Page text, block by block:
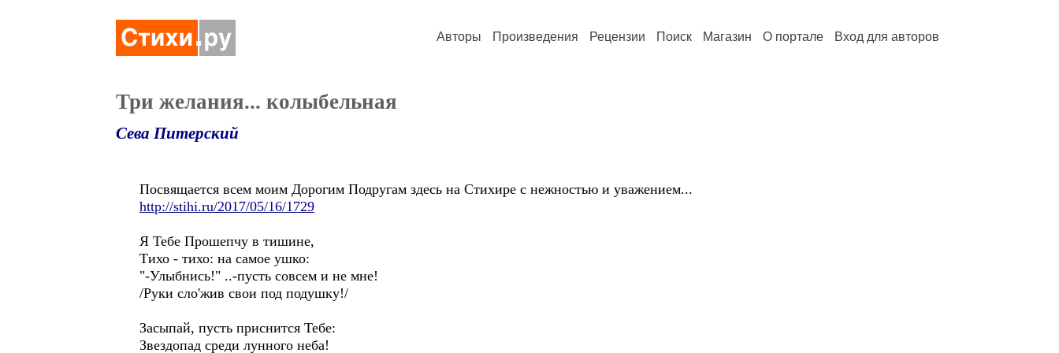
Авторы Произведения Рецензии Поиск Магазин О портале Вход для авторов
Три желания... колыбельная
Сева Питерский
Посвящается всем моим Дорогим Подругам здесь на Стихире с нежностью и уважением...
http://stihi.ru/2017/05/16/1729
Я Тебе Прошепчу в тишине,
Тихо - тихо: на самое ушко:
"-Улыбнись!" ..-пусть совсем и не мне!
/Руки сло'жив свои под подушку!/
Засыпай, пусть приснится Тебе:
Звездопад среди лунного неба!